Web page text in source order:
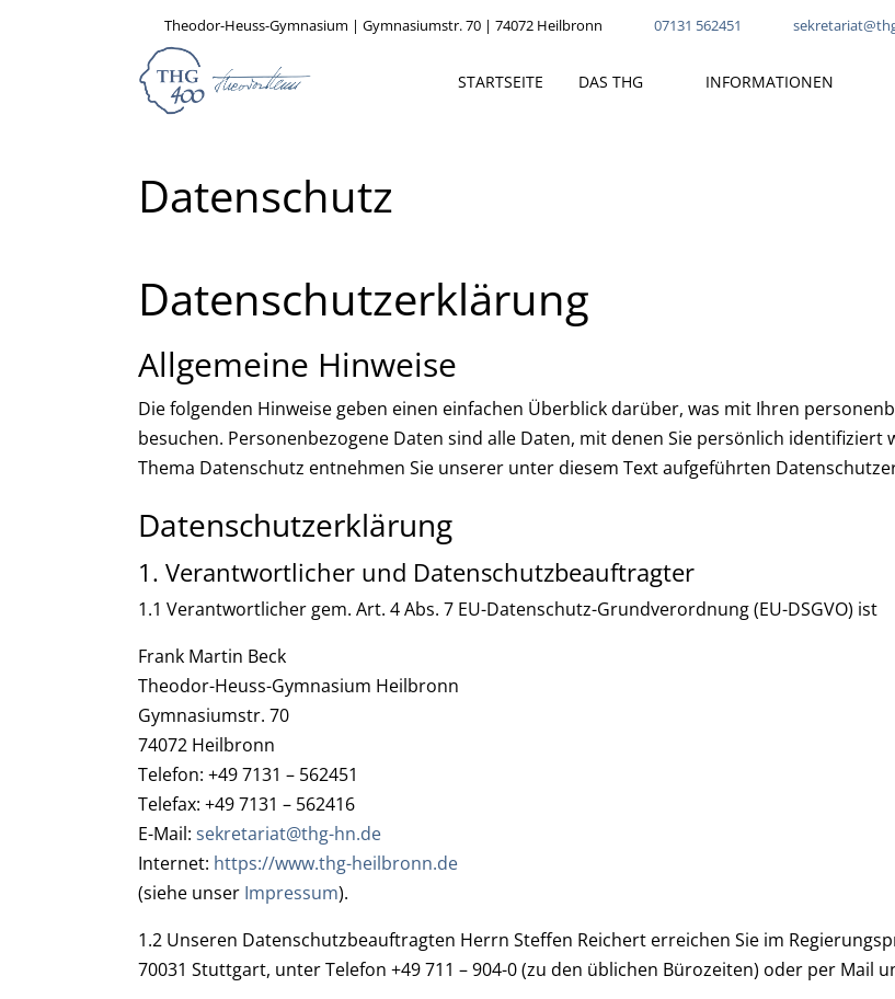
Theodor-Heuss-Gymnasium | Gymnasiumstr. 70 | 74072 Heilbronn 07131 562451
STARTSEITE DAS THG INFORMATIONEN
Datenschutz
Datenschutzerklärung
Allgemeine Hinweise
Die folgenden Hinweise geben einen einfachen Überblick darüber, was mit Ihren
besuchen. Personenbezogene Daten sind alle Daten, mit denen Sie persönlich
Thema Datenschutz entnehmen Sie unserer unter diesem Text aufgeführten
Datenschutzerklärung
1. Verantwortlicher und Datenschutzbeauftragter
1.1 Verantwortlicher gem. Art. 4 Abs. 7 EU-Datenschutz-Grundverordnung (EU-DSGVO) ist
Frank Martin Beck
Theodor-Heuss-Gymnasium Heilbronn
Gymnasiumstr. 70
74072 Heilbronn
Telefon: +49 7131 – 562451
Telefax: +49 7131 – 562416
E-Mail: sekretariat@thg-hn.de
Internet: https://www.thg-heilbronn.de
(siehe unser Impressum).
1.2 Unseren Datenschutzbeauftragten Herrn Steffen Reichert erreichen Sie im
70031 Stuttgart, unter Telefon +49 711 – 904-0 (zu den üblichen Bürozeiten) oder per Mail